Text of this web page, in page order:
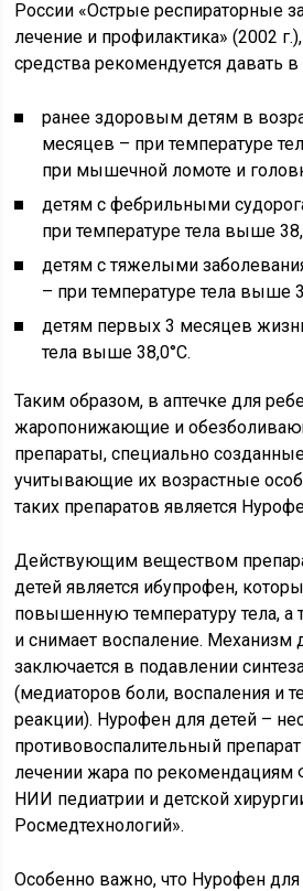
России «Острые респираторные
лечение и профилактика» (2002
средства рекомендуется давать
ранее здоровым детям в
месяцев – при температуре
при мышечной ломоте и
детям с фебрильными
при температуре тела выше
детям с тяжелыми
– при температуре тела выше
детям первых 3 месяцев
тела выше 38,0°С.
Таким образом, в аптечке для
жаропонижающие и
препараты, специально
учитывающие их возрастные
таких препаратов является
Действующим веществом
детей является ибупрофен,
повышенную температуру тела, а
и снимает воспаление. Механизм
заключается в подавлении
(медиаторов боли, воспаления и
реакции). Нурофен для детей –
противовоспалительный
лечении жара по
НИИ педиатрии и детской
Росмедтехнологий».
Особенно важно, что Нурофен